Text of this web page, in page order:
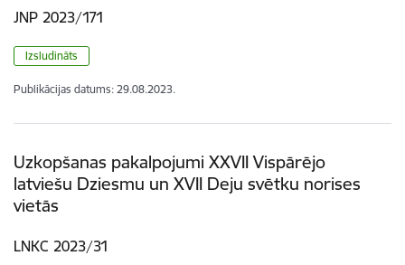
JNP 2023/171
Izsludināts
Publikācijas datums: 29.08.2023.
Uzkopšanas pakalpojumi XXVII Vispārējo
latviešu Dziesmu un XVII Deju svētku norises
vietās
LNKC 2023/31